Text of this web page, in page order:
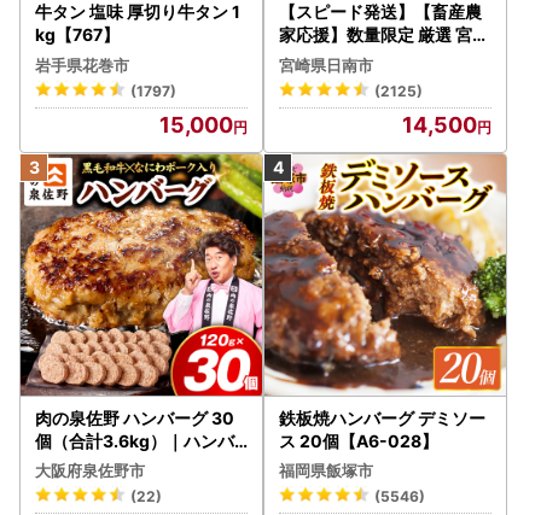
牛タン 塩味 厚切り牛タン 1
kg【767】
岩手県花巻市
(1797)
15,000
【スピード発送】【畜産農
家応援】数量限定 厳選 宮崎
牛 赤身 焼肉 計800g FN-Li
mited-PR_BDV5-26-2W
宮崎県日南市
(2125)
14,500
肉の泉佐野 ハンバーグ 30
個（合計3.6kg）｜ハンバ
ーグ 訳あり 黒毛和牛×なに
わポーク
大阪府泉佐野市
(22)
鉄板焼ハンバーグ デミソー
ス 20個【A6-028】
福岡県飯塚市
(5546)